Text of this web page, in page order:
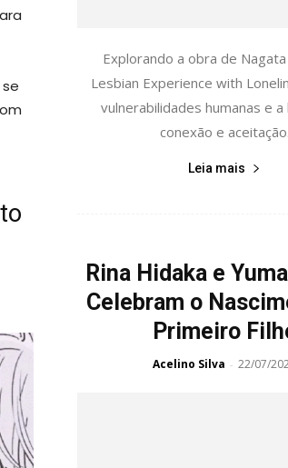
se
Explorando a obra de
Lesbian Experience with
vulnerabilidades humanas e
conexão e aceitação.
Leia mais
Rina Hidaka e
Celebram o
Primeiro
Acelino Silva - 22/07/